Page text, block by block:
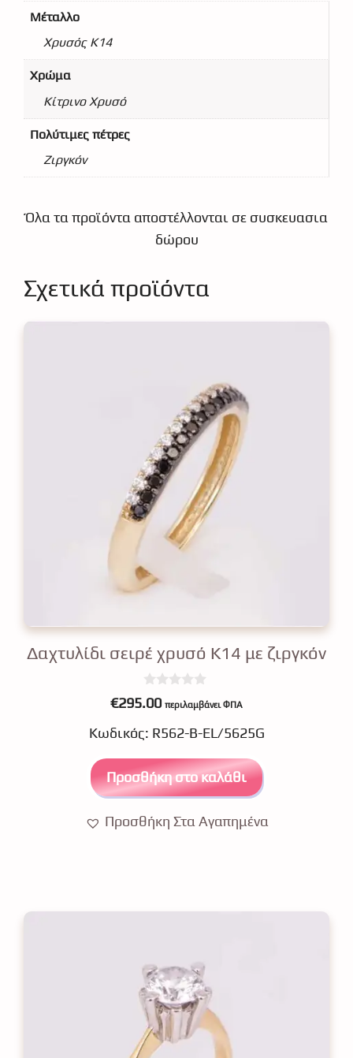
Μέταλλο
Χρυσός Κ14
Χρώμα
Κίτρινο Χρυσό
Πολύτιμες πέτρες
Ζιργκόν
Όλα τα προϊόντα αποστέλλονται σε συσκευασια
δώρου
Σχετικά προϊόντα
Δαχτυλίδι σειρέ χρυσό Κ14 με ζιργκόν
0
o
t
o
f
5
€295.00 περιλαμβάνει ΦΠΑ
Κωδικός: R562-B-EL/5625G
Προσθήκη στο καλάθι
Προσθήκη Στα Αγαπημένα